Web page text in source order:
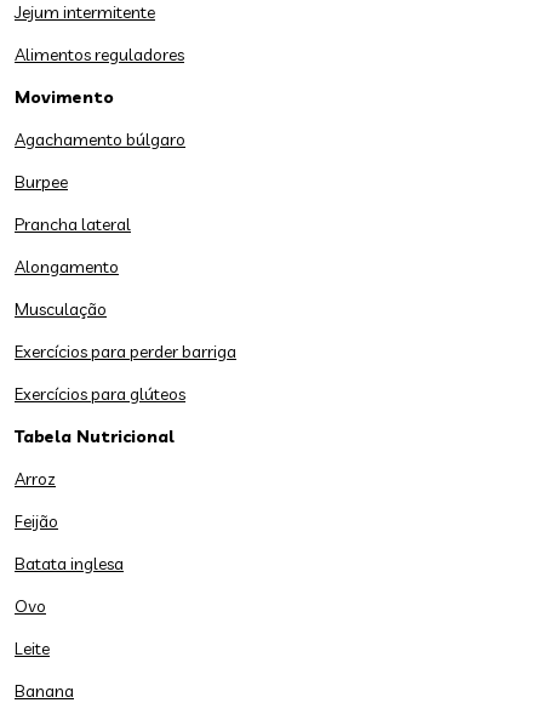
Jejum intermitente
Alimentos reguladores
Movimento
Agachamento búlgaro
Burpee
Prancha lateral
Alongamento
Musculação
Exercícios para perder barriga
Exercícios para glúteos
Tabela Nutricional
Arroz
Feijão
Batata inglesa
Ovo
Leite
Banana